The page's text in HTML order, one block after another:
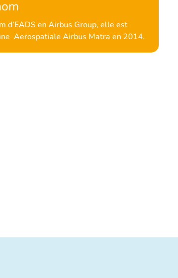
d’EADS en Airbus Group, elle est
Aerospatiale Airbus Matra en 2014.